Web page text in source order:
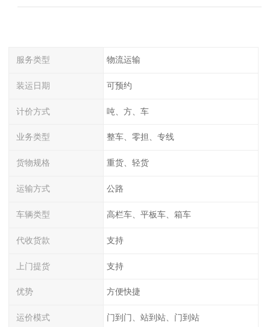
服务类型 物流运输
装运日期 可预约
计价方式 吨、方、车
业务类型 整车、零担、专线
货物规格 重货、轻货
运输方式 公路
车辆类型 高栏车、平板车、箱车
代收货款 支持
上门提货 支持
优势 方便快捷
运价模式 门到门、站到站、门到站